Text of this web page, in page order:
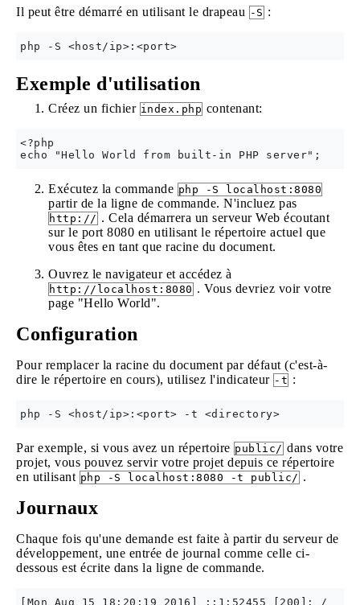
Il peut être démarré en utilisant le drapeau -S :
Exemple d'utilisation
Créez un fichier index.php contenant:
<?php
Exécutez la commande php -S localhost:8080
partir de la ligne de commande. N'incluez pas
http:// . Cela démarrera un serveur Web écoutant
sur le port 8080 en utilisant le répertoire actuel que
vous êtes en tant que racine du document.
Ouvrez le navigateur et accédez à
http://localhost:8080 . Vous devriez voir votre
page "Hello World".
Configuration
Pour remplacer la racine du document par défaut (c'est-à-
dire le répertoire en cours), utilisez l'indicateur -t :
Par exemple, si vous avez un répertoire public/ dans votre
projet, vous pouvez servir votre projet depuis ce répertoire
en utilisant php -S localhost:8080 -t public/ .
Journaux
Chaque fois qu'une demande est faite à partir du serveur de
développement, une entrée de journal comme celle ci-
dessous est écrite dans la ligne de commande.